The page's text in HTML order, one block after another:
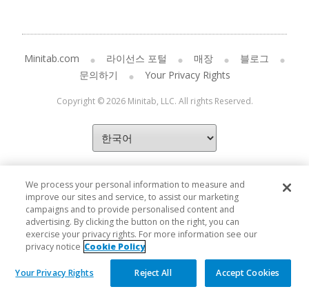
Minitab.com 라이선스 포털 매장
블로그
문의하기
Your Privacy Rights
Copyright © 2026 Minitab, LLC. All rights Reserved.
We process your personal information to measure and
improve our sites and service, to assist our marketing
campaigns and to provide personalised content and
advertising. By clicking the button on the right, you can
exercise your privacy rights. For more information see our
privacy notice Cookie Policy
Your Privacy Rights Reject All Accept Cookies